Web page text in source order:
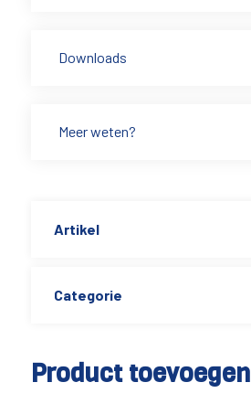
Product toevoegen
Downloads
Meer weten?
Artikel
Categorie